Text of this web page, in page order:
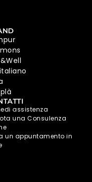
assistenza
una Consulenza
un appuntamento in